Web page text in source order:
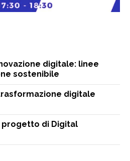
digitale: linee
sostenibile
digitale
progetto di Digital